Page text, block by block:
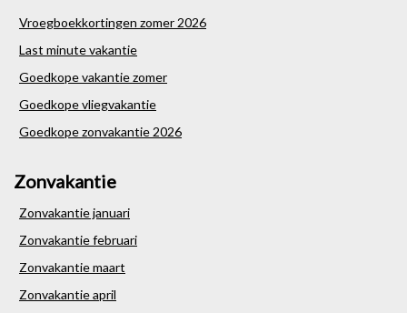
Vroegboekkortingen zomer 2026
Last minute vakantie
Goedkope vakantie zomer
Goedkope vliegvakantie
Goedkope zonvakantie 2026
Zonvakantie
Zonvakantie januari
Zonvakantie februari
Zonvakantie maart
Zonvakantie april